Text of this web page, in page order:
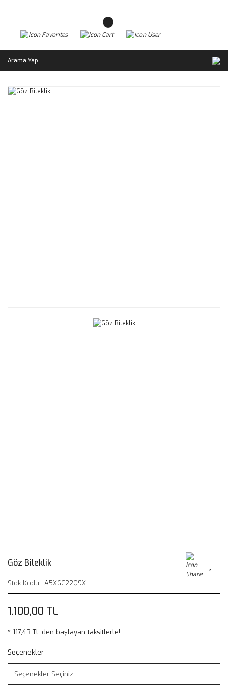
Arama Yap
Göz Bileklik
Stok Kodu A5X6C22Q9X
1.100,00 TL
* 117,43 TL den başlayan taksitlerle!
Seçenekler